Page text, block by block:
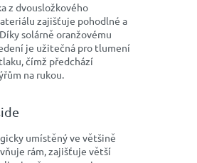
z dvousložkového
zajišťuje pohodlné a
solárně oranžovému
je užitečná pro tlumení
čímž předchází
na rukou.
umístěný ve většině
rám, zajišťuje větší